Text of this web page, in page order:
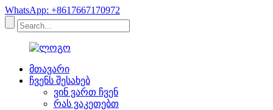
WhatsApp: +8617667170972
მთავარი
ჩვენს შესახებ
ვინ ვართ ჩვენ
რას ვაკეთებთ